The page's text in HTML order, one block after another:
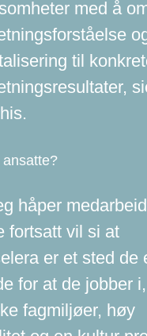
med å
til
håper
fortsatt vil si at
er et sted de
for at de jobber
fagmiljøer, høy